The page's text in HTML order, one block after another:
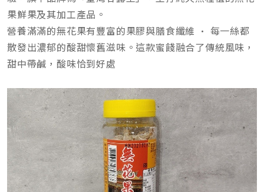
果鮮果及其加工產品。
營養滿滿的無花果有豐富的果膠與膳食纖維 · 每一絲都
散發出濃郁的酸甜懷舊滋味。這款蜜餞融合了傳統風味，
甜中帶鹹，酸味恰到好處